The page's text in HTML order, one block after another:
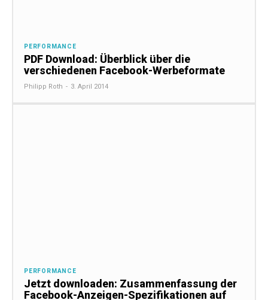
PERFORMANCE
PDF Download: Überblick über die
verschiedenen Facebook-Werbeformate
Philipp Roth - 3. April 2014
PERFORMANCE
Jetzt downloaden: Zusammenfassung der
Facebook-Anzeigen-Spezifikationen auf